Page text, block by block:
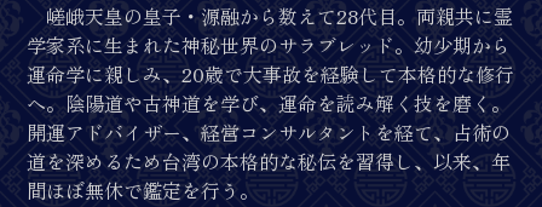
嵯峨天皇の皇子・源融から数えて28代目。両親共に霊
学家系に生まれた神秘世界のサラブレッド。幼少期から
運命学に親しみ、20歳で大事故を経験して本格的な修行
へ。陰陽道や古神道を学び、運命を読み解く技を磨く。
開運アドバイザー、経営コンサルタントを経て、占術の
道を深めるため台湾の本格的な秘伝を習得し、以来、年
間ほぼ無休で鑑定を行う。